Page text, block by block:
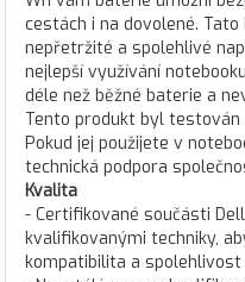
cestách i na dovolené.
nepřetržité a spolehlivé
nejlepší využívání
déle než běžné baterie a
Tento produkt byl
Pokud jej použijete v
technická podpora
Kvalita
- Certifikované součásti
kvalifikovanými techniky,
kompatibilita a spolehlivost